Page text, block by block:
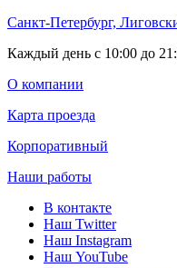
Санкт-Петербург,
Каждый день с 10:00 до
О компании
Карта проезда
Корпоративный
Наши работы
В контакте
Наш Twitter
Наш Instagram
Наш YouTube